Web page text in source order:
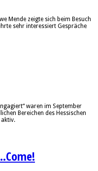
Mende zeigte sich beim Besuch
sehr interessiert Gespräche
waren im September
Bereichen des Hessischen